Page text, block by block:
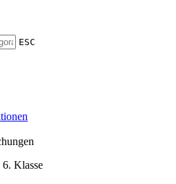
ESC
6. Klasse